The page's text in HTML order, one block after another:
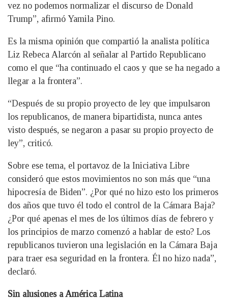
vez no podemos normalizar el discurso de Donald
Trump”, afirmó Yamila Pino.
Es la misma opinión que compartió la analista política
Liz Rebeca Alarcón al señalar al Partido Republicano
como el que “ha continuado el caos y que se ha negado a
llegar a la frontera”.
“Después de su propio proyecto de ley que impulsaron
los republicanos, de manera bipartidista, nunca antes
visto después, se negaron a pasar su propio proyecto de
ley”, criticó.
Sobre ese tema, el portavoz de la Iniciativa Libre
consideró que estos movimientos no son más que “una
hipocresía de Biden”. ¿Por qué no hizo esto los primeros
dos años que tuvo él todo el control de la Cámara Baja?
¿Por qué apenas el mes de los últimos días de febrero y
los principios de marzo comenzó a hablar de esto? Los
republicanos tuvieron una legislación en la Cámara Baja
para traer esa seguridad en la frontera. Él no hizo nada”,
declaró.
Sin alusiones a América Latina